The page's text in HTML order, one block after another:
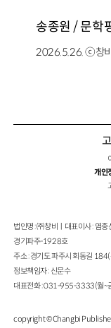
송종원 / 문학
2026.5.26. ⓒ창
개인
법인명 : ㈜창비ㅣ대표이사 : 염
경기파주-1928호
주소 : 경기도 파주시 회동길
정보책임자 : 신문수
대표전화 : 031-955-3333(월~
copyright © Changbi